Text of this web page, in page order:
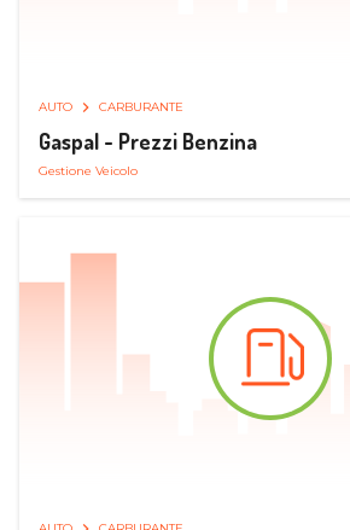
AUTO CARBURANTE
Gaspal - Prezzi Benzina
Gestione Veicolo